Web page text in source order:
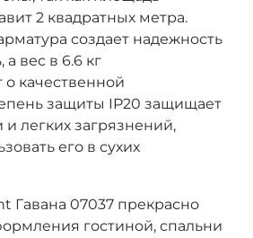
2 квадратных метра.
создает надежность
а вес в 6.6 кг
о качественной
защиты IP20 защищает
легких загрязнений,
его в сухих
Гавана 07037 прекрасно
гостиной, спальни